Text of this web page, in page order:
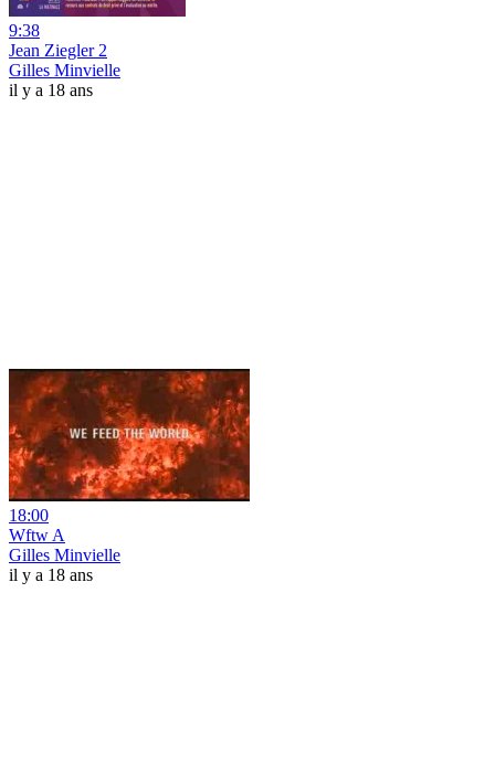
9:38
Jean Ziegler 2
Gilles Minvielle
il y a 18 ans
18:00
Wftw A
Gilles Minvielle
il y a 18 ans